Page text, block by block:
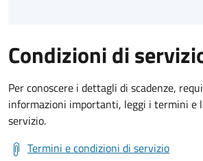
Condizioni di
Per conoscere i dettagli di scadenze,
informazioni importanti, leggi i termini e
servizio.
Termini e condizioni di servizio